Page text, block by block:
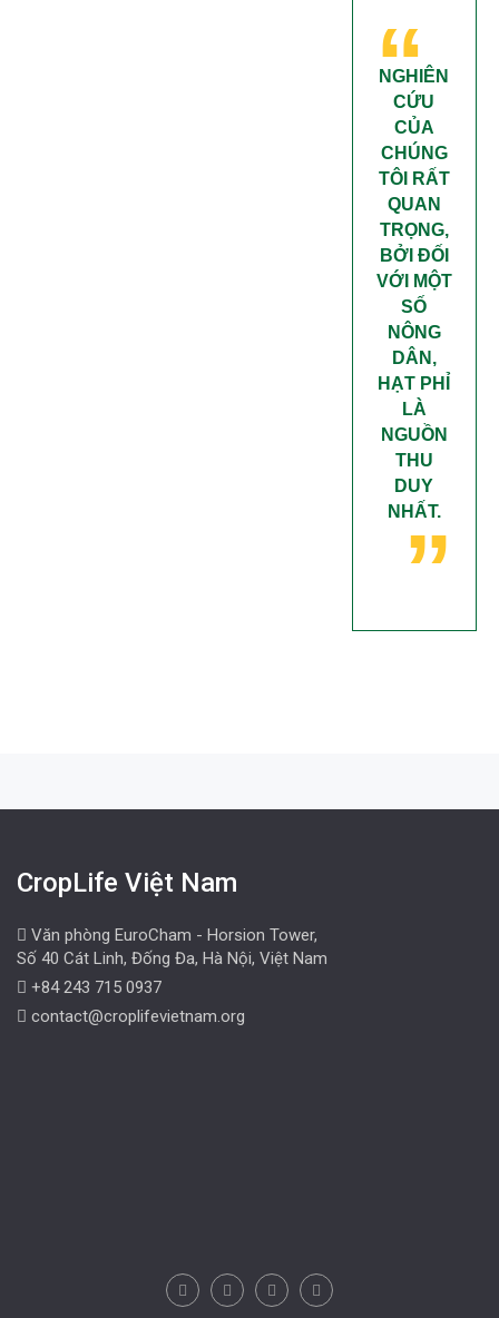
“
NGHIÊN
CỨU
CỦA
CHÚNG
TÔI RẤT
QUAN
TRỌNG,
BỞI ĐỐI
VỚI MỘT
SỐ
NÔNG
DÂN,
HẠT PHỈ
LÀ
NGUỒN
THU
DUY
NHẤT.
„
CropLife Việt Nam
Văn phòng EuroCham - Horsion Tower,
Số 40 Cát Linh, Đống Đa, Hà Nội, Việt Nam
+84 243 715 0937
contact@croplifevietnam.org